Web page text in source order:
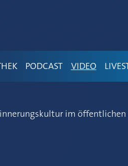
PODCAST VIDEO
im öffentlichen